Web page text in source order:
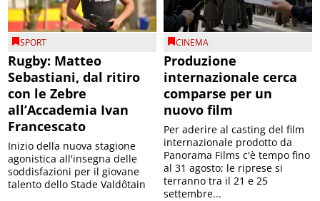
SPORT
Rugby: Matteo
Sebastiani, dal ritiro
con le Zebre
all’Accademia Ivan
Francescato
Inizio della nuova stagione
agonistica all'insegna delle
soddisfazioni per il giovane
talento dello Stade Valdôtain
CINEMA
Produzione
internazionale cerca
comparse per un
nuovo film
Per aderire al casting del film
internazionale prodotto da
Panorama Films c'è tempo fino
al 31 agosto; le riprese si
terranno tra il 21 e 25
settembre...